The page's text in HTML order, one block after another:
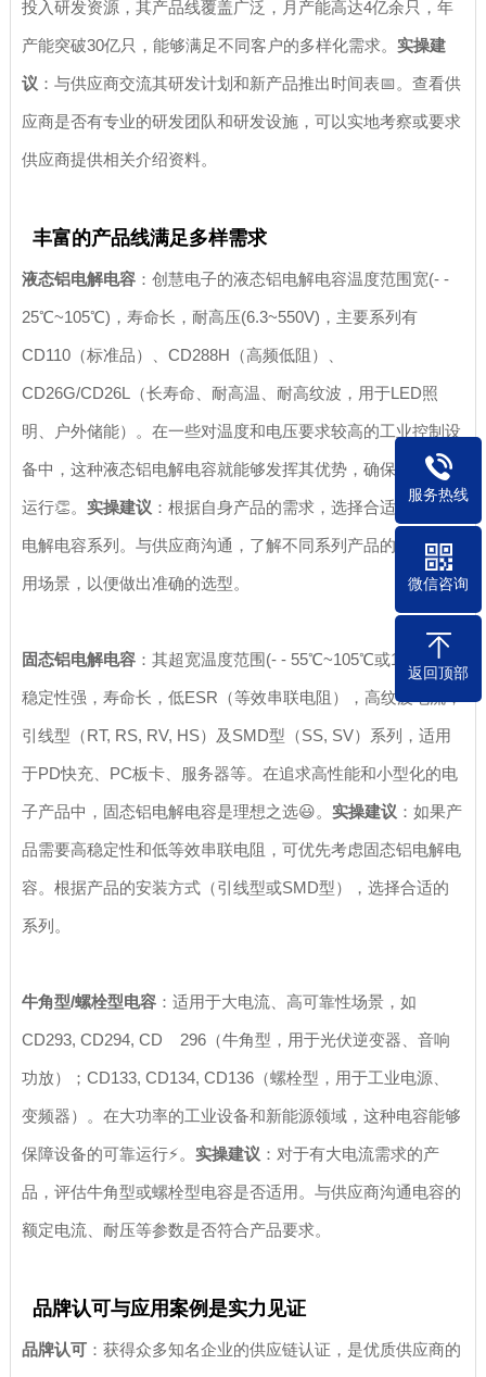
投入研发资源，其产品线覆盖广泛，月产能高达4亿余只，年
产能突破30亿只，能够满足不同客户的多样化需求。 实操建
议 ：与供应商交流其研发计划和新产品推出时间表📅。查看供
应商是否有专业的研发团队和研发设施，可以实地考察或要求
供应商提供相关介绍资料。
丰富的产品线满足多样需求
液态铝电解电容：创慧电子的液态铝电解电容温度范围宽(- -
25℃~105℃)，寿命长，耐高压(6.3~550V)，主要系列有
CD110（标准品）、CD288H（高频低阻）、
CD26G/CD26L（长寿命、耐高温、耐高纹波，用于LED照
明、户外储能）。在一些对温度和电压要求较高的工业控制设
备中，这种液态铝电解电容就能够发挥其优势，确保设备稳定
运行👏。 实操建议 ：根据自身产品的需求，选择合适的液态铝
电解电容系列。与供应商沟通，了解不同系列产品的特点和适
用场景，以便做出准确的选型。
固态铝电解电容：其超宽温度范围(- - 55℃~105℃或125℃)，
稳定性强，寿命长，低ESR（等效串联电阻），高纹波电流，
引线型（RT, RS, RV, HS）及SMD型（SS, SV）系列，适用
于PD快充、PC板卡、服务器等。在追求高性能和小型化的电
子产品中，固态铝电解电容是理想之选😃。 实操建议 ：如果产
品需要高稳定性和低等效串联电阻，可优先考虑固态铝电解电
容。根据产品的安装方式（引线型或SMD型），选择合适的
系列。
牛角型/螺栓型电容：适用于大电流、高可靠性场景，如
CD293, CD294, CD 296（牛角型，用于光伏逆变器、音响
功放）；CD133, CD134, CD136（螺栓型，用于工业电源、
变频器）。在大功率的工业设备和新能源领域，这种电容能够
保障设备的可靠运行⚡。 实操建议 ：对于有大电流需求的产
品，评估牛角型或螺栓型电容是否适用。与供应商沟通电容的
额定电流、耐压等参数是否符合产品要求。
品牌认可与应用案例是实力见证
品牌认可：获得众多知名企业的供应链认证，是优质供应商的
服务热线
微信咨询
返回顶部